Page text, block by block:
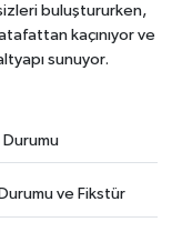
buluştururken,
kaçınıyor ve
sunuyor.
Durumu
ve Fikstür